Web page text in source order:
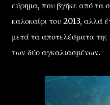
εύρημα, που βγήκε από τα
καλοκαίρι του 2013, αλλά
μετά τα αποτελέσματα της
των δύο αγκαλιασμένων.